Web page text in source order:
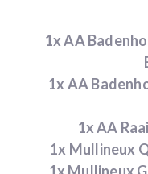
1x AA
1x AA
1x AA
1x Mullineux